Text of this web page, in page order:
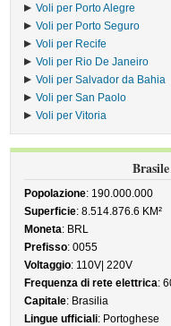
Voli per Porto Alegre
Voli per Porto Seguro
Voli per Recife
Voli per Rio De Janeiro
Voli per Salvador da Bahia
Voli per San Paolo
Voli per Vitoria
Popolazione: 190.000.000
Superficie: 8.514.876.6 KM²
Moneta: BRL
Prefisso: 0055
Voltaggio: 110V| 220V
Frequenza di rete elettrica:
Capitale: Brasilia
Lingue ufficiali: Portoghese